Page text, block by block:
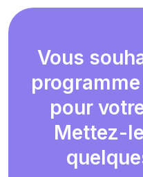
Vous
pour
Mettez-